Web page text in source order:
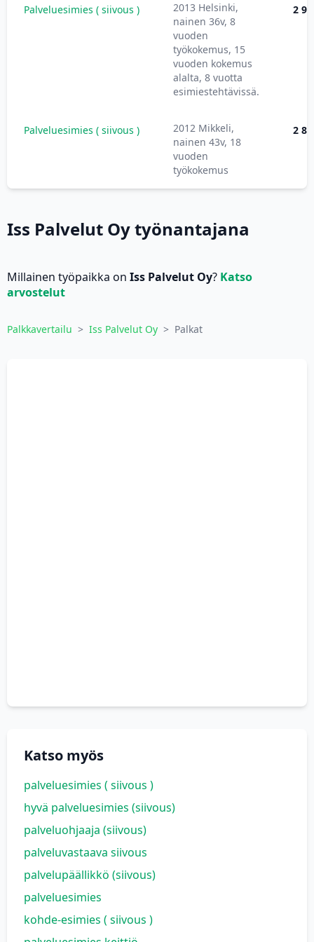
Palveluesimies ( siivous )
2013 Helsinki,
nainen 36v, 8
vuoden
työkokemus, 15
vuoden kokemus
alalta, 8 vuotta
esimiestehtävissä.
2
Palveluesimies ( siivous )
2012 Mikkeli,
nainen 43v, 18
vuoden
työkokemus
2
Iss Palvelut Oy työnantajana
Millainen työpaikka on Iss Palvelut Oy? Katso
arvostelut
Palkkavertailu > Iss Palvelut Oy > Palkat
Katso myös
palveluesimies ( siivous )
hyvä palveluesimies (siivous)
palveluohjaaja (siivous)
palveluvastaava siivous
palvelupäällikkö (siivous)
palveluesimies
kohde-esimies ( siivous )